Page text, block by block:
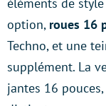
option, roues 16
Techno, et une
supplément. La
jantes 16